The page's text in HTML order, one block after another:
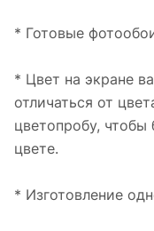
* Готовые
* Цвет на экране
отличаться от
цветопробу,
цвете.
* Изготовление